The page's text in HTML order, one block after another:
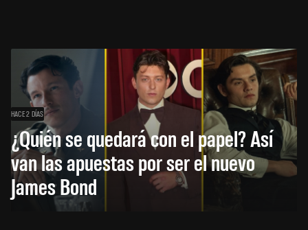
HACE 2 DÍAS
¿Quién se quedará con el papel? Así
van las apuestas por ser el nuevo
James Bond